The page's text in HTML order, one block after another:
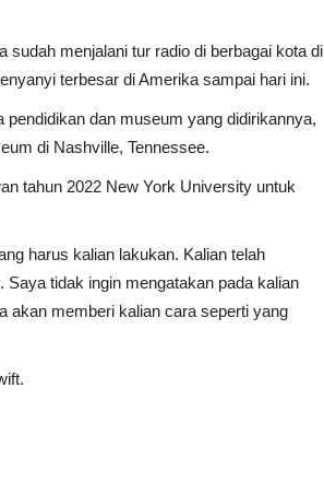
sudah menjalani tur radio di berbagai kota di
terbesar di Amerika sampai hari ini.
dan museum yang didirikannya,
di Nashville, Tennessee.
tahun 2022 New York University untuk
harus kalian lakukan. Kalian telah
tidak ingin mengatakan pada kalian
akan memberi kalian cara seperti yang